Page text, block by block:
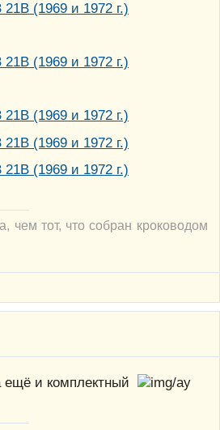
чем тот, что собран кроководом
ещё и комплектный